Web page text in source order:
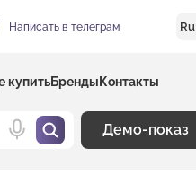
Написать в телеграм Ru
купитьБренды Контакты
Демо-показ